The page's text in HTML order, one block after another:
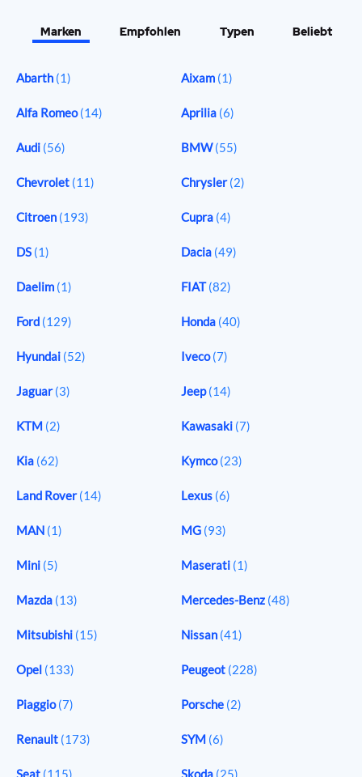
Marken Empfohlen Typen Beliebt
Abarth (1) Aixam (1)
Alfa Romeo(14) Aprilia (6)
Audi (56) BMW(55)
Chevrolet (11) Chrysler(2)
Citroen (193) Cupra (4)
DS (1) Dacia (49)
Daelim (1) FIAT(82)
Ford (129) Honda (40)
Hyundai (52) Iveco(7)
Jaguar(3) Jeep(14)
KTM (2) Kawasaki (7)
Kia (62) Kymco(23)
Land Rover(14) Lexus (6)
MAN (1) MG (93)
Mini (5) Maserati (1)
Mazda (13) Mercedes-Benz (48)
Mitsubishi (15) Nissan (41)
Opel (133) Peugeot (228)
Piaggio(7) Porsche (2)
Renault (173) SYM (6)
Seat (115) Skoda (25)